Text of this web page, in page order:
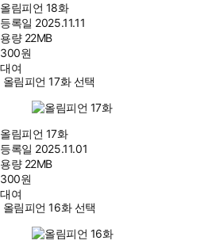
올림피언 18화
등록일 2025.11.11
용량 22MB
300원
대여
올림피언 17화 선택
올림피언 17화
등록일 2025.11.01
용량 22MB
300원
대여
올림피언 16화 선택